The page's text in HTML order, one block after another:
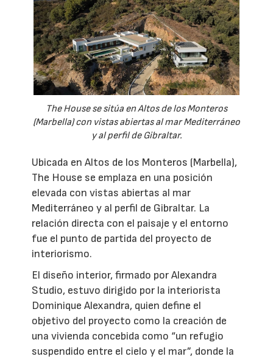
The House se sitúa en Altos de los Monteros
(Marbella) con vistas abiertas al mar Mediterráneo
y al perfil de Gibraltar.
Ubicada en Altos de los Monteros (Marbella),
The House se emplaza en una posición
elevada con vistas abiertas al mar
Mediterráneo y al perfil de Gibraltar. La
relación directa con el paisaje y el entorno
fue el punto de partida del proyecto de
interiorismo.
El diseño interior, firmado por Alexandra
Studio, estuvo dirigido por la interiorista
Dominique Alexandra, quien define el
objetivo del proyecto como la creación de
una vivienda concebida como “un refugio
suspendido entre el cielo y el mar”, donde la